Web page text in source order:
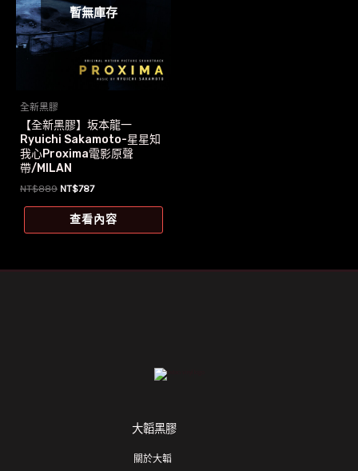
暫無庫存
全新黑膠
【全新黑膠】坂本龍一
Ryuichi Sakamoto-星星知
我心Proxima電影原聲
帶/MILAN
NT$889 原
格：
NT$787目
價
格：
查看內容
大韜黑膠
關於大韜